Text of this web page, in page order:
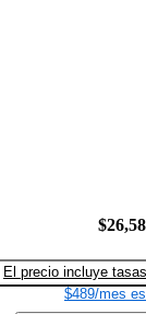
El precio incluye tasas
$489/mes